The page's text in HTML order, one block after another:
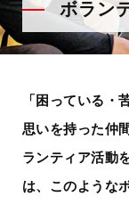
ボラン
「困っている・
思いを持った仲
ランティア活動
は、このような